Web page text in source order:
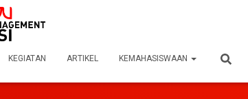
KEGIATAN ARTIKEL KEMAHASISWAAN